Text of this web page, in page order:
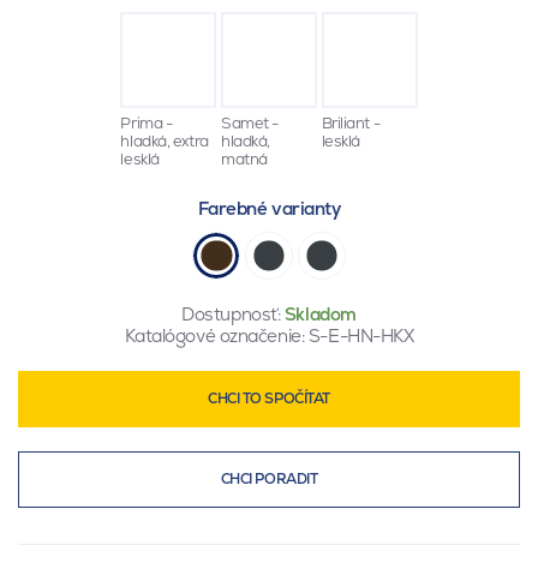
Prima -
hladká, extra
lesklá
Samet -
hladká,
matná
Briliant -
lesklá
Farebné varianty
Dostupnosť:Skladom
Katalógové označenie: S-E-HN-HKX
CHCI TO SPOČÍTAT
CHCI PORADIT